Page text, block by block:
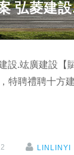
弘菱建
設.竑廣建設【
特聘禮聘十方
LINLINYI